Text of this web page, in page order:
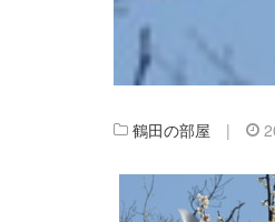
鶴田の部屋 |